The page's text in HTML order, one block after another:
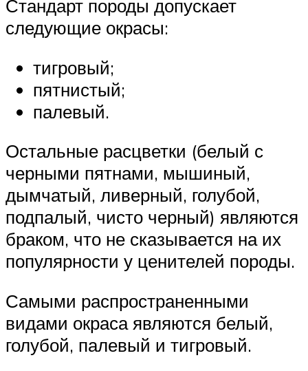
Стандарт породы допускает
следующие окрасы:
тигровый;
пятнистый;
палевый.
Остальные расцветки (белый с
черными пятнами, мышиный,
дымчатый, ливерный, голубой,
подпалый, чисто черный) являются
браком, что не сказывается на их
популярности у ценителей породы.
Самыми распространенными
видами окраса являются белый,
голубой, палевый и тигровый.